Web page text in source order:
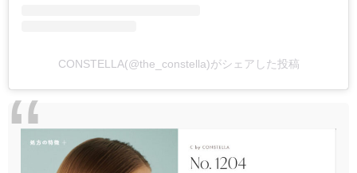
CONSTELLA(@the_constella)がシェアした投稿